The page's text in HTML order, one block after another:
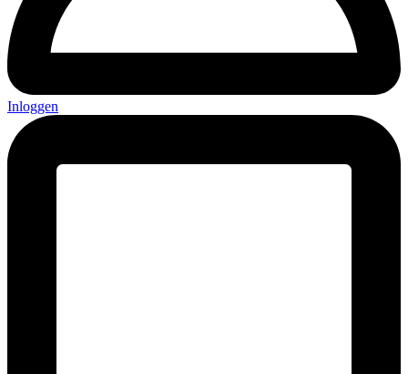
Inloggen